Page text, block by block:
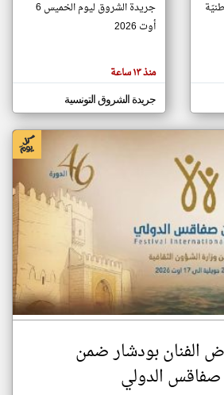
مصادر الأخبار من تونس
اخبار تونس على مدار الساعة
أهم اخبار تونس العاجلة والمباشرة
جريدة الشروق ليوم الخميس 6
أوت 2026
منذ ١٣ ساعة
جريدة الشروق التونسية
الفنان بودشار ضمن
الدولي
klyoum.com